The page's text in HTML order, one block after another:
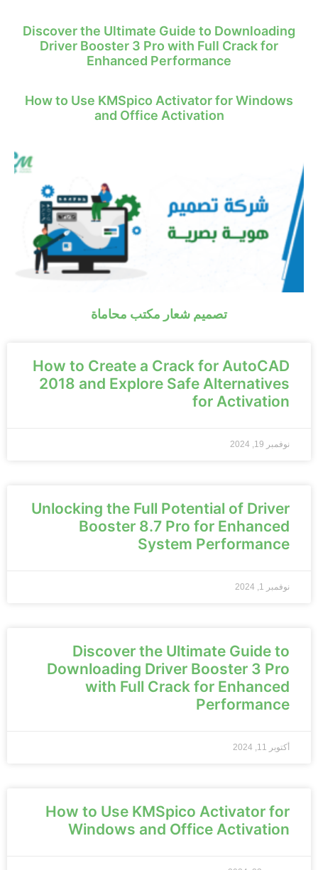
Discover the Ultimate Guide to Downloading
Driver Booster 3 Pro with Full Crack for
Enhanced Performance
How to Use KMSpico Activator for Windows
and Office Activation
تصميم شعار مكتب محاماة
How to Create a Crack for AutoCAD
2018 and Explore Safe Alternatives
for Activation
نوفمبر 19, 2024
Unlocking the Full Potential of Driver
Booster 8.7 Pro for Enhanced
System Performance
نوفمبر 1, 2024
Discover the Ultimate Guide to
Downloading Driver Booster 3 Pro
with Full Crack for Enhanced
Performance
أكتوبر 11, 2024
How to Use KMSpico Activator for
Windows and Office Activation